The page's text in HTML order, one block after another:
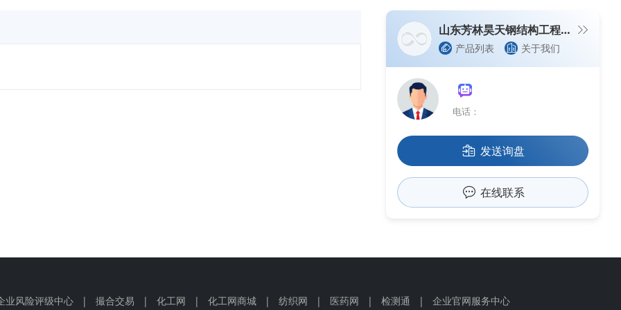
山东芳林昊天钢结构工程有限公司
产品列表 关于我们
电话：
发送询盘
在线联系
业风险评级中心 | 撮合交易 | 化工网 | 化工网商城 | 纺织网 | 医药网 | 检测通 | 企业官网服务中心